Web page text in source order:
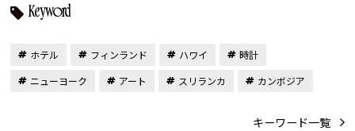
Keyword
ホテル フィンランド ハワイ
時計
ニューヨーク
アート スリランカ カンボジア
キーワード一覧